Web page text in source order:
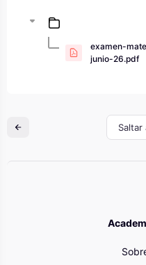
examen-
junio-26.pdf
Saltar